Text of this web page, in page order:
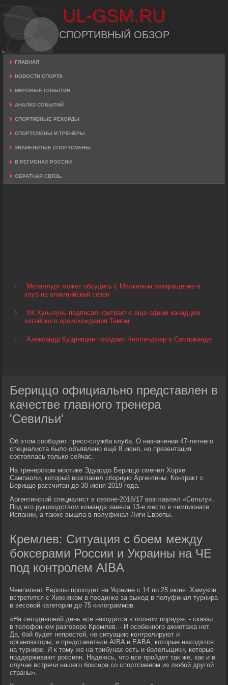
UL-GSM.RU
СПОРТИВНЫЙ ОБЗОР
ГЛАВНАЯ
НОВОСТИ СПОРТА
МИРОВЫЕ СОБЫТИЯ
АНАЛИЗ СОБЫТИЙ
СПОРТИВНЫЕ РЕКОРДЫ
СПОРТСМЕНЫ И ТРЕНЕРЫ
ЗНАМЕНИТЫЕ СПОРТСМЕНЫ
В РЕГИОНАХ РОССИИ
ОБРАТНАЯ СВЯЗЬ
Металлург может обсудить с Малкиным возвращение в
клуб на олимпийский сезон
ХК Куньлунь подписал контракт с еще одним канадцем
китайского происхождения Тамом
Александр Кудрявцев покидает Челленджер в Самарканде
Бериццо официально представлен в
качестве главного тренера
'Севильи'
Об этом сообщает пресс-служба клуба. О назначении 47-летнего
специалиста было объявлено ещё 8 июня, но презентация
состоялась только сейчас.
На тренерском мостике Эдуардо Бериццо сменил Хорхе
Сампаоли, который возглавил сборную Аргентины. Контракт с
Бериццо рассчитан до 30 июня 2019 года.
Аргентинский специалист в сезоне-2016/17 возглавлял «Сельту».
Под его руководством команда заняла 13-е место в чемпионате
Испании, а также вышла в полуфинал Лиги Европы.
Кремлев: Ситуация с боем между
боксерами России и Украины на ЧЕ
под контролем AIBA
Чемпионат Европы проходит на Украине с 14 по 25 июня. Хамуков
встретится с Хижняком в поединке за выход в полуфинал турнира
в весовой категории до 75 килограммов.
«На сегодняшний день все находится в полном порядке, - сказал
в телефонном разговоре Кремлев. - И особенного ажиотажа нет.
Да, бой будет непростой, но ситуацию контролируют и
организаторы, и представители AIBA и EABA, которые находятся
на турнире. И к тому же на трибунах есть и болельщики, которые
поддерживают россиян. Надеюсь, что все пройдет так же, как и в
случае встречи нашего боксера со спортсменом из любой другой
страны».